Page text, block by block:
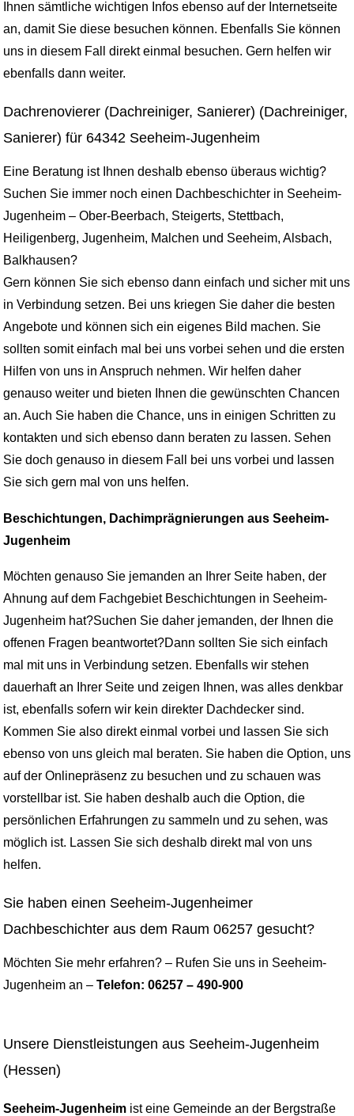
Ihnen sämtliche wichtigen Infos ebenso auf der Internetseite
an, damit Sie diese besuchen können. Ebenfalls Sie können
uns in diesem Fall direkt einmal besuchen. Gern helfen wir
ebenfalls dann weiter.
Dachrenovierer (Dachreiniger, Sanierer) (Dachreiniger,
Sanierer) für 64342 Seeheim-Jugenheim
Eine Beratung ist Ihnen deshalb ebenso überaus wichtig?
Suchen Sie immer noch einen Dachbeschichter in Seeheim-
Jugenheim – Ober-Beerbach, Steigerts, Stettbach,
Heiligenberg, Jugenheim, Malchen und Seeheim, Alsbach,
Balkhausen?
Gern können Sie sich ebenso dann einfach und sicher mit uns
in Verbindung setzen. Bei uns kriegen Sie daher die besten
Angebote und können sich ein eigenes Bild machen. Sie
sollten somit einfach mal bei uns vorbei sehen und die ersten
Hilfen von uns in Anspruch nehmen. Wir helfen daher
genauso weiter und bieten Ihnen die gewünschten Chancen
an. Auch Sie haben die Chance, uns in einigen Schritten zu
kontakten und sich ebenso dann beraten zu lassen. Sehen
Sie doch genauso in diesem Fall bei uns vorbei und lassen
Sie sich gern mal von uns helfen.
Beschichtungen, Dachimprägnierungen aus Seeheim-
Jugenheim
Möchten genauso Sie jemanden an Ihrer Seite haben, der
Ahnung auf dem Fachgebiet Beschichtungen in Seeheim-
Jugenheim hat?Suchen Sie daher jemanden, der Ihnen die
offenen Fragen beantwortet?Dann sollten Sie sich einfach
mal mit uns in Verbindung setzen. Ebenfalls wir stehen
dauerhaft an Ihrer Seite und zeigen Ihnen, was alles denkbar
ist, ebenfalls sofern wir kein direkter Dachdecker sind.
Kommen Sie also direkt einmal vorbei und lassen Sie sich
ebenso von uns gleich mal beraten. Sie haben die Option, uns
auf der Onlinepräsenz zu besuchen und zu schauen was
vorstellbar ist. Sie haben deshalb auch die Option, die
persönlichen Erfahrungen zu sammeln und zu sehen, was
möglich ist. Lassen Sie sich deshalb direkt mal von uns
helfen.
Sie haben einen Seeheim-Jugenheimer
Dachbeschichter aus dem Raum 06257 gesucht?
Möchten Sie mehr erfahren? – Rufen Sie uns in Seeheim-
Jugenheim an – Telefon: 06257 – 490-900
Unsere Dienstleistungen aus Seeheim-Jugenheim
(Hessen)
Seeheim-Jugenheim ist eine Gemeinde an der Bergstraße